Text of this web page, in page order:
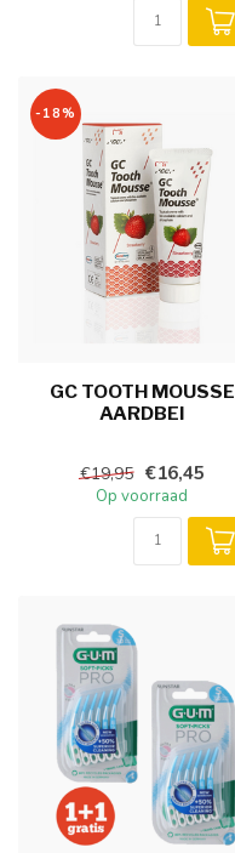
-18%
GC TOOTH MOUSSE
AARDBEI
€19,95 €16,45
Op voorraad